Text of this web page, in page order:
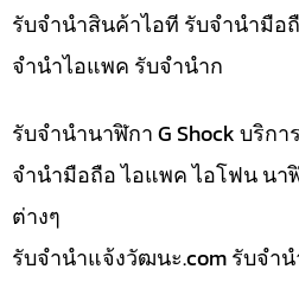
รับจำนำสินค้าไอที รับจำนำมือ
จำนำไอแพค รับจำนำก
รับจำนำนาฬิกา G Shock บริก
จำนำมือถือ ไอแพค ไอโฟน นา
ต่างๆ
รับจํานําแจ้งวัฒนะ.com รับจำน